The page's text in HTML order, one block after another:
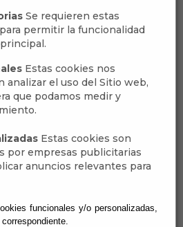
Se requieren estas
permitir la funcionalidad
Estas cookies nos
analizar el uso del Sitio web,
que podamos medir y
Estas cookies son
por empresas publicitarias
anuncios relevantes para
funcionales y/o personalizadas,
de
- 2016
DEL PLENO DEL AYUNTAMIENTO
Tamaño